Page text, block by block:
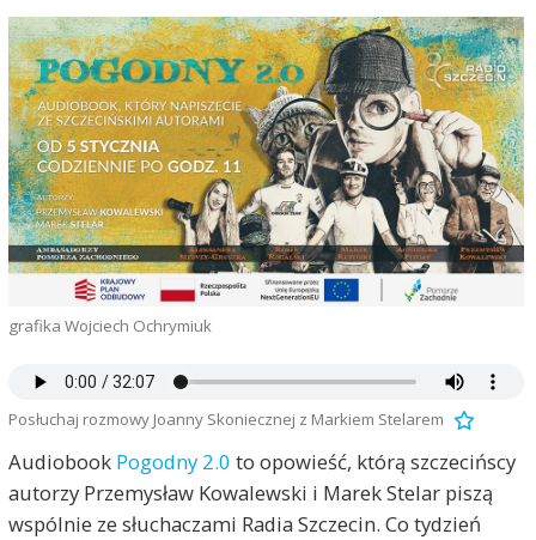
grafika Wojciech Ochrymiuk
Posłuchaj rozmowy Joanny Skoniecznej z Markiem Stelarem
Audiobook Pogodny 2.0 to opowieść, którą szczecińscy
autorzy Przemysław Kowalewski i Marek Stelar piszą
wspólnie ze słuchaczami Radia Szczecin. Co tydzień